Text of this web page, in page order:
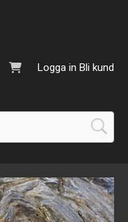
Logga in Bli kund